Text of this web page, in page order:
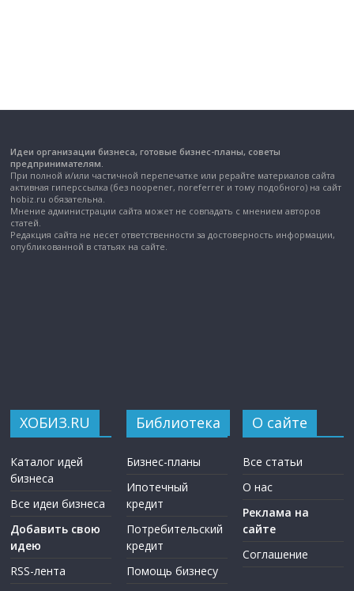
Идеи организации бизнеса, готовые бизнес-планы, советы
предпринимателям.
При полной и/или частичной перепечатке или рерайте материалов сайта
активная гиперссылка (без noopener, noreferrer и тому подобного) на сайт
hobiz.ru обязательна.
Мнение администрации сайта может не совпадать с мнением авторов
статей.
Редакция сайта не несет ответственности за достоверность информации,
опубликованной в статьях на сайте.
ХОБИЗ.RU
Каталог идей
бизнеса
Все идеи бизнеса
Добавить свою
идею
RSS-лента
Библиотека
Бизнес-планы
Ипотечный
кредит
Потребительский
кредит
Помощь бизнесу
О сайте
Все статьи
О нас
Реклама на
сайте
Соглашение